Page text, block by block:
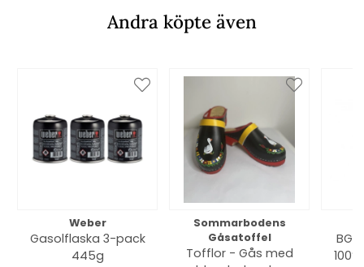
Andra köpte även
Weber
Gasolflaska 3-pack
445g
Sommarbodens
Gåsatoffel
Tofflor - Gås med